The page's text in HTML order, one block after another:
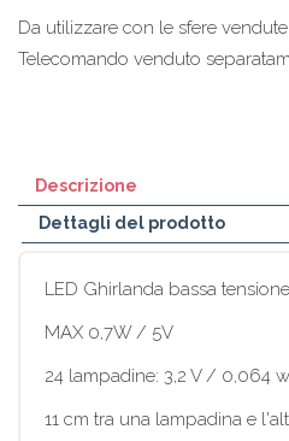
Da utilizzare con le sfere
Telecomando venduto
Descrizione
Dettagli del prodotto
LED Ghirlanda bassa
MAX 0,7W / 5V
24 lampadine: 3,2 V / 0,064
11 cm tra una lampadina e